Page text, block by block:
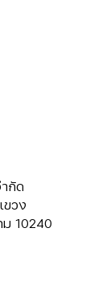
กัด
ขวง
10240